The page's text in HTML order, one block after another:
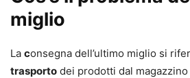
miglio
La consegna dell’ultimo miglio si
trasporto dei prodotti dal magazzino